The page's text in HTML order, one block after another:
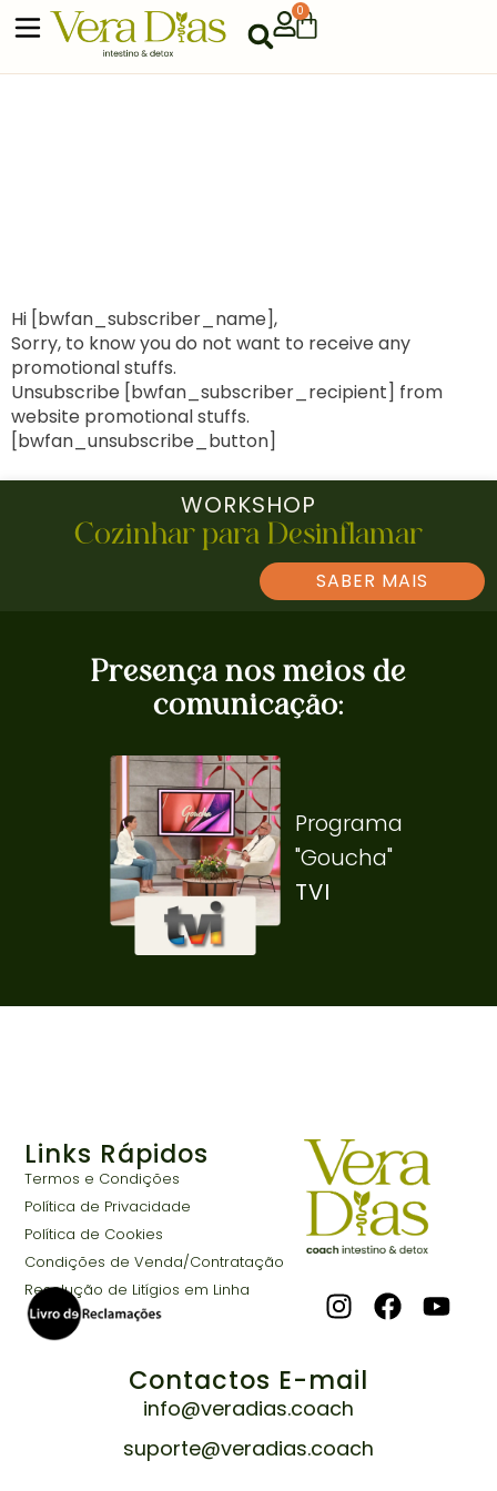
0
Hi [bwfan_subscriber_name],
Sorry, to know you do not want to receive any
promotional stuffs.
Unsubscribe [bwfan_subscriber_recipient] from
website promotional stuffs.
[bwfan_unsubscribe_button]
WORKSHOP
Cozinhar para Desinflamar
SABER MAIS
Presença nos meios de
comunicação:
Programa
"Goucha"
TVI
Links Rápidos
Termos e Condições
Política de Privacidade
Política de Cookies
Condições de Venda/Contratação
Resolução de Litígios em Linha
Contactos E-mail
info@veradias.coach
suporte@veradias.coach